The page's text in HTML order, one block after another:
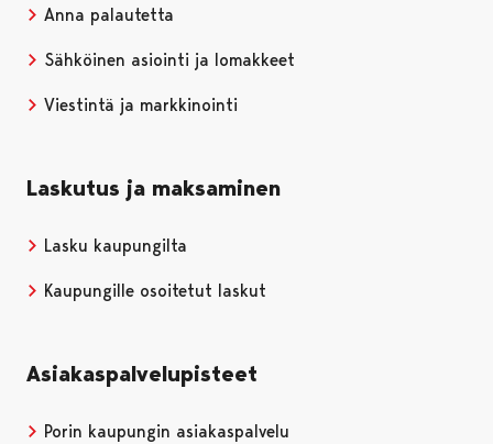
Anna palautetta
Sähköinen asiointi ja lomakkeet
Viestintä ja markkinointi
Laskutus ja maksaminen
Lasku kaupungilta
Kaupungille osoitetut laskut
Asiakaspalvelupisteet
Porin kaupungin asiakaspalvelu